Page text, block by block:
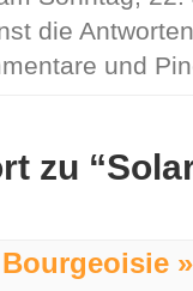
die
und
zu